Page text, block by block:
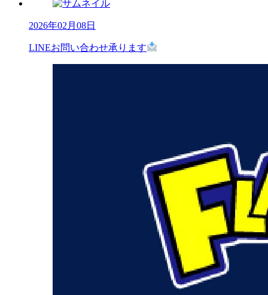
2026年02月08日
LINEお問い合わせ承ります